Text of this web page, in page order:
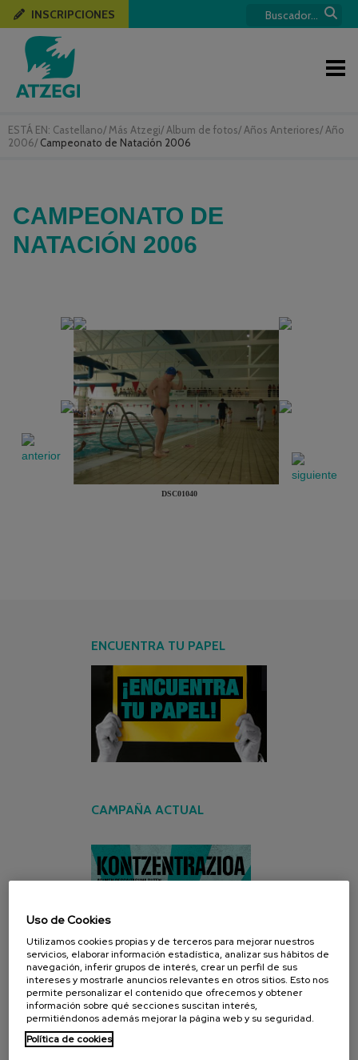
ESTÁ EN: Castellano/ Más Atzegi/ Album de fotos/ Años Anteriores/ Año
2006/ Campeonato de Natación 2006
INSCRIPCIONES
CAMPEONATO DE
NATACIÓN 2006
DSC01040
ENCUENTRA TU PAPEL
CAMPAÑA ACTUAL
Uso de Cookies
Utilizamos cookies propias y de terceros para mejorar nuestros
servicios, elaborar información estadística, analizar sus hábitos de
navegación, inferir grupos de interés, crear un perfil de sus
intereses y mostrarle anuncios relevantes en otros sitios. Esto nos
permite personalizar el contenido que ofrecemos y obtener
información sobre qué secciones suscitan interés,
permitiéndonos además mejorar la página web y su seguridad.
Política de cookies